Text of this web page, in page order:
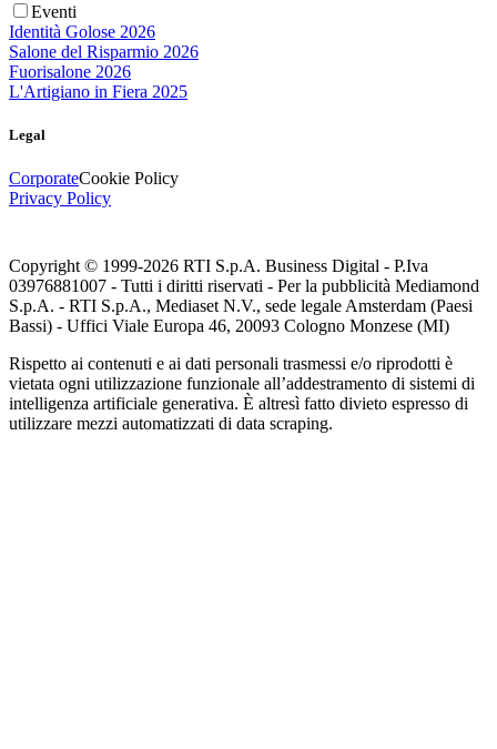
Eventi
Identità Golose 2026
Salone del Risparmio 2026
Fuorisalone 2026
L'Artigiano in Fiera 2025
Legal
CorporateCookie Policy
Privacy Policy
Copyright © 1999-2026 RTI S.p.A. Business Digital - P.Iva
03976881007 - Tutti i diritti riservati - Per la pubblicità Mediamond
S.p.A. - RTI S.p.A., Mediaset N.V., sede legale Amsterdam (Paesi
Bassi) - Uffici Viale Europa 46, 20093 Cologno Monzese (MI)
Rispetto ai contenuti e ai dati personali trasmessi e/o riprodotti è
vietata ogni utilizzazione funzionale all’addestramento di sistemi di
intelligenza artificiale generativa. È altresì fatto divieto espresso di
utilizzare mezzi automatizzati di data scraping.